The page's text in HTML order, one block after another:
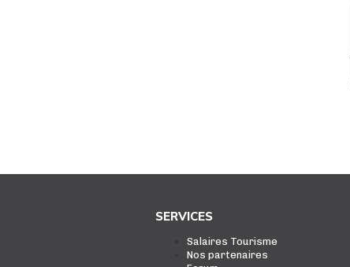
SERVICES
Salaires Tourisme
Nos partenaires